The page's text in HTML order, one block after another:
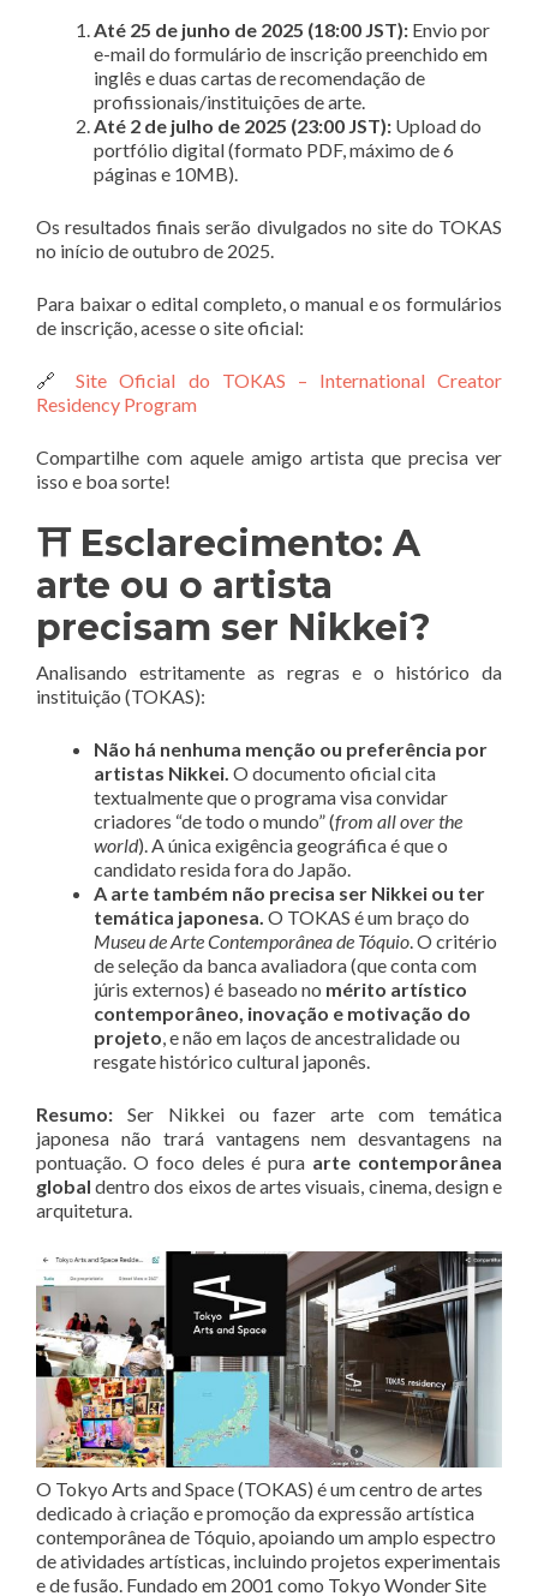
Até 25 de junho de 2025 (18:00 JST): Envio por
e-mail do formulário de inscrição preenchido em
inglês e duas cartas de recomendação de
profissionais/instituições de arte.
Até 2 de julho de 2025 (23:00 JST): Upload do
portfólio digital (formato PDF, máximo de 6
páginas e 10MB).
Os resultados finais serão divulgados no site do TOKAS
no início de outubro de 2025.
Para baixar o edital completo, o manual e os formulários
de inscrição, acesse o site oficial:
🔗Site Oficial do TOKAS – International Creator
Residency Program
Compartilhe com aquele amigo artista que precisa ver
isso e boa sorte!
⛩️ Esclarecimento: A
arte ou o artista
precisam ser Nikkei?
Analisando estritamente as regras e o histórico da
instituição (TOKAS):
Não há nenhuma menção ou preferência por
artistas Nikkei. O documento oficial cita
textualmente que o programa visa convidar
criadores “de todo o mundo” (from all over the
world). A única exigência geográfica é que o
candidato resida fora do Japão.
A arte também não precisa ser Nikkei ou ter
temática japonesa. O TOKAS é um braço do
Museu de Arte Contemporânea de Tóquio. O critério
de seleção da banca avaliadora (que conta com
júris externos) é baseado no mérito artístico
contemporâneo, inovação e motivação do
projeto, e não em laços de ancestralidade ou
resgate histórico cultural japonês.
Resumo: Ser Nikkei ou fazer arte com temática
japonesa não trará vantagens nem desvantagens na
pontuação. O foco deles é pura arte contemporânea
global dentro dos eixos de artes visuais, cinema, design e
arquitetura.
O Tokyo Arts and Space (TOKAS) é um centro de artes
dedicado à criação e promoção da expressão artística
contemporânea de Tóquio, apoiando um amplo espectro
de atividades artísticas, incluindo projetos experimentais
e de fusão. Fundado em 2001 como Tokyo Wonder Site